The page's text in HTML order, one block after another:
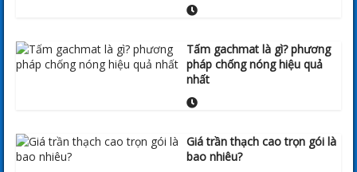
Tấm gachmat là gì? phương
pháp chống nóng hiệu quả
nhất
Giá trần thạch cao trọn gói là
bao nhiêu?